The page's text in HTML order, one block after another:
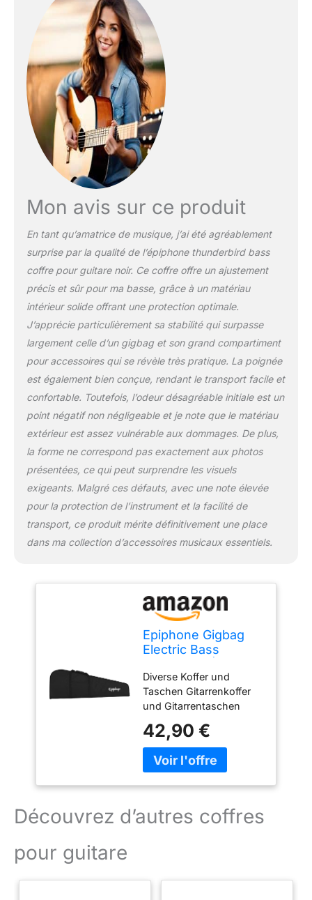
priorité absolue et se
trouve au cœur de nos
préoccupations.
Mon avis sur ce produit
En tant qu’amatrice de musique, j’ai été agréablement
surprise par la qualité de l’épiphone thunderbird bass
coffre pour guitare noir. Ce coffre offre un ajustement
précis et sûr pour ma basse, grâce à un matériau
intérieur solide offrant une protection optimale.
J’apprécie particulièrement sa stabilité qui surpasse
largement celle d’un gigbag et son grand compartiment
pour accessoires qui se révèle très pratique. La poignée
est également bien conçue, rendant le transport facile et
confortable. Toutefois, l’odeur désagréable initiale est un
point négatif non négligeable et je note que le matériau
extérieur est assez vulnérable aux dommages. De plus,
la forme ne correspond pas exactement aux photos
présentées, ce qui peut surprendre les visuels
exigeants. Malgré ces défauts, avec une note élevée
pour la protection de l’instrument et la facilité de
transport, ce produit mérite définitivement une place
dans ma collection d’accessoires musicaux essentiels.
Epiphone Gigbag
Electric Bass
Instruments à
Cordes
Diverse Koffer und
Taschen Gitarrenkoffer
und Gitarrentaschen
une grande importance à
une combinaison
équilibrée de finitions
OBJECTIF - Votre
satisfaction est notre
42,90 €
Découvrez d’autres coffres
pour guitare